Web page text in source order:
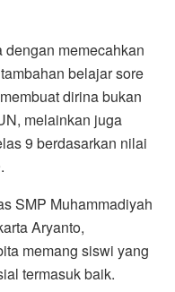
memecahkan
belajar sore
dirina bukan
melainkan juga
9 berdasarkan nilai
SMP Muhammadiyah
Aryanto,
memang siswi yang
termasuk baik.